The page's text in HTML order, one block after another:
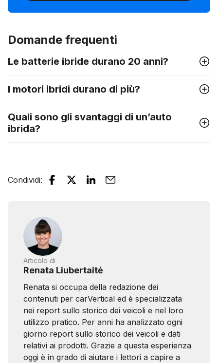
Domande frequenti
Le batterie ibride durano 20 anni?
I motori ibridi durano di più?
Quali sono gli svantaggi di un’auto
ibrida?
Condividi:
Articolo di
Renata Liubertaitė
Renata si occupa della redazione dei
contenuti per carVertical ed è specializzata
nei report sullo storico dei veicoli e nel loro
utilizzo pratico. Per anni ha analizzato ogni
giorno report sullo storico dei veicoli e dati
relativi ai prodotti. Grazie a questa esperienza
oggi è in grado di aiutare i lettori a capire a